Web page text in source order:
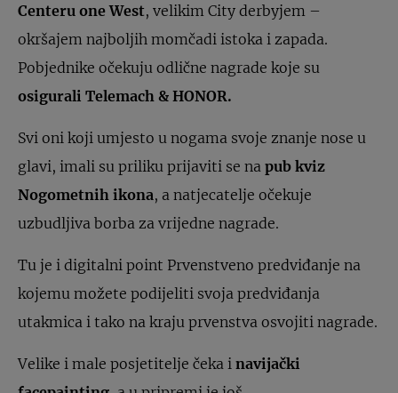
Centeru one West, velikim City derbyjem –
okršajem najboljih momčadi istoka i zapada.
Pobjednike očekuju odlične nagrade koje su
osigurali Telemach & HONOR.
Svi oni koji umjesto u nogama svoje znanje nose u
glavi, imali su priliku prijaviti se na pub kviz
Nogometnih ikona, a natjecatelje očekuje
uzbudljiva borba za vrijedne nagrade.
Tu je i digitalni point Prvenstveno predviđanje na
kojemu možete podijeliti svoja predviđanja
utakmica i tako na kraju prvenstva osvojiti nagrade.
Velike i male posjetitelje čeka i navijački